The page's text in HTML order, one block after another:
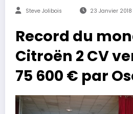
Steve Jolibois 23 Janvier 2018
Record du
Citroën 2 CV
75 600 € par